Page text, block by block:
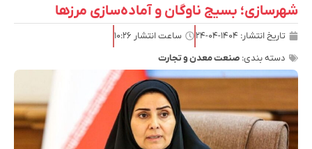
شهرسازی؛ بسیج ناوگان و آماده‌سازی مرزها
تاریخ انتشار: ۱۴۰۴-۰۴-۲۴ ساعت انتشار ۱۰:۲۶
دسته بندی: صنعت معدن و تجارت